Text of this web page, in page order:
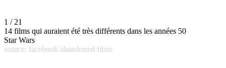
1 / 21
14 films qui auraient été très différents dans les années 50
Star Wars
source: facebook/abandoned films